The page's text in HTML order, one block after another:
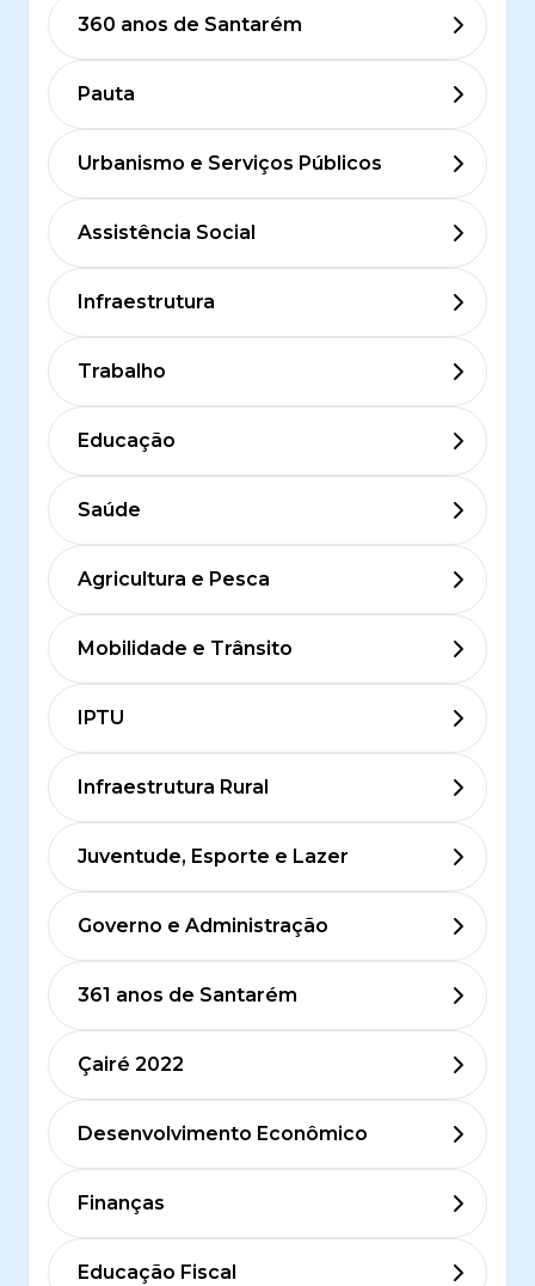
360 anos de Santarém
Pauta
Urbanismo e Serviços Públicos
Assistência Social
Infraestrutura
Trabalho
Educação
Saúde
Agricultura e Pesca
Mobilidade e Trânsito
IPTU
Infraestrutura Rural
Juventude, Esporte e Lazer
Governo e Administração
361 anos de Santarém
Çairé 2022
Desenvolvimento Econômico
Finanças
Educação Fiscal